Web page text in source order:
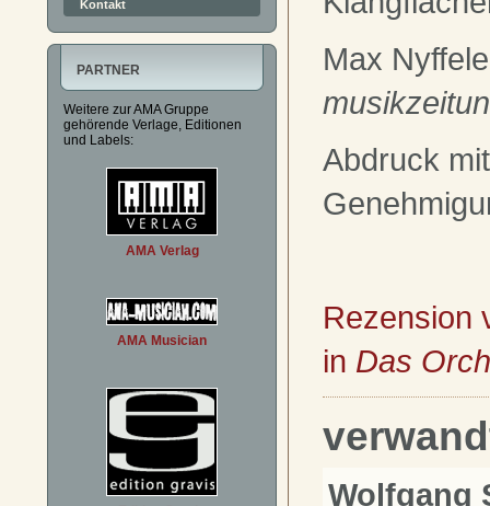
Kontakt
PARTNER
Weitere zur AMA Gruppe
gehörende Verlage, Editionen
und Labels:
AMA Verlag
AMA Musician
Max
Abdruck
Rezension
in Das
Wolfgang